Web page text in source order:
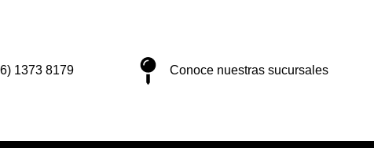
1373 8179 Conoce nuestras sucursales